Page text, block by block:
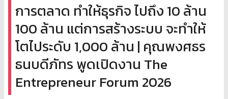
การตลาด ทำให้ธุรกิจ ไปถึง 10 ล้าน
100 ล้าน แต่การสร้างระบบ จะทำให้
โตไประดับ 1,000 ล้าน | คุณพงศธร
ธนบดีภัทร พูดเปิดงาน The
Entrepreneur Forum 2026